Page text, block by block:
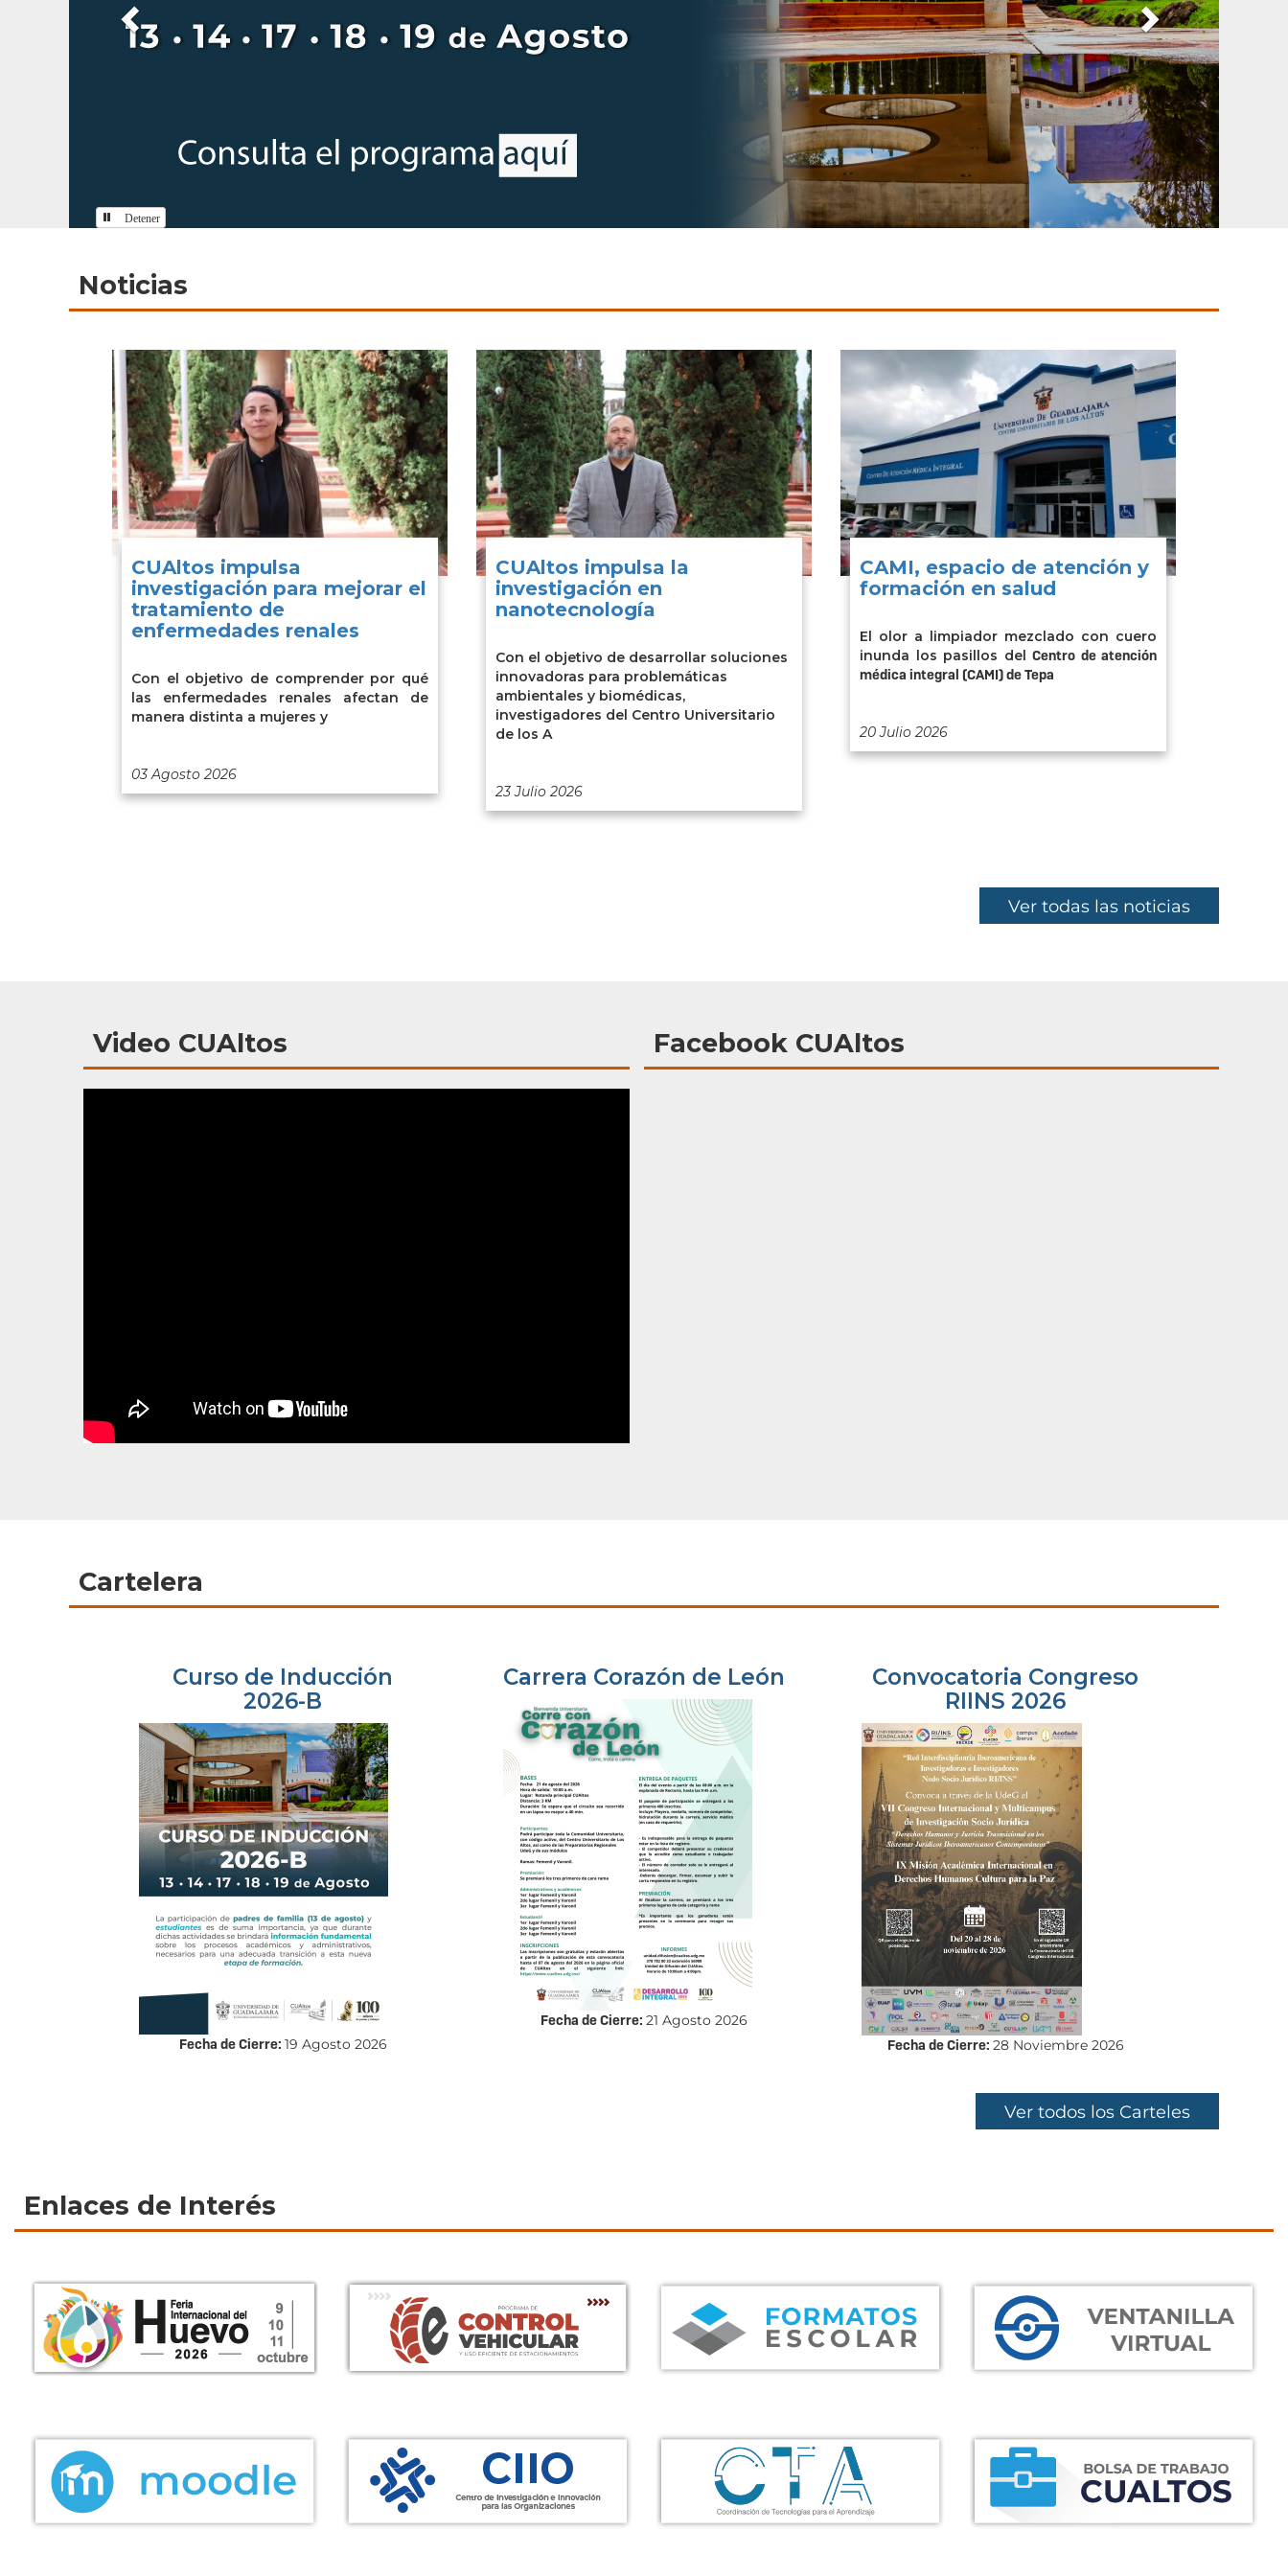
Detener
Noticias
CUAltos impulsa
investigación para mejorar el
tratamiento de
enfermedades renales
Con el objetivo de comprender por qué
las enfermedades renales afectan de
manera distinta a mujeres y
03 Agosto 2026
CUAltos impulsa la
investigación en
nanotecnología
Con el objetivo de desarrollar soluciones
innovadoras para problemáticas
ambientales y biomédicas,
investigadores del Centro Universitario
de los A
23 Julio 2026
CAMI, espacio de atención y
formación en salud
El olor a limpiador mezclado con cuero
inunda los pasillos del Centro de atención
médica integral (CAMI) de Tepa
20 Julio 2026
Ver todas las noticias
Video CUAltos Facebook CUAltos
Cartelera
Curso de Inducción
2026-B
Fecha de Cierre: 19 Agosto 2026
Carrera Corazón de León
Fecha de Cierre: 21 Agosto 2026
Convocatoria Congreso
RIINS 2026
Fecha de Cierre: 28 Noviembre 2026
Ver todos los Carteles
Enlaces de Interés